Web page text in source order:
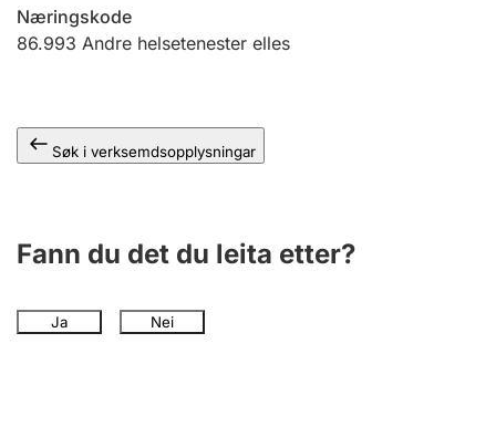
Næringskode
86.993 Andre helsetenester elles
Søk i verksemdsopplysningar
Fann du det du leita etter?
Ja Nei